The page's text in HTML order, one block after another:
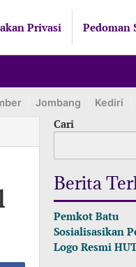
Privasi Pedoman
Jombang Kediri
Cari
Berita
Pemkot Batu
Sosialisasikan
Logo Resmi